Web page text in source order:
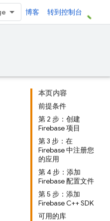
博客 转到控制台
本页内容
前提条件
第 2 步：创建
Firebase 项目
第 3 步：在
Firebase 中注册您
的应用
第 4 步：添加
Firebase 配置文件
第 5 步：添加
Firebase C++ SDK
可用的库